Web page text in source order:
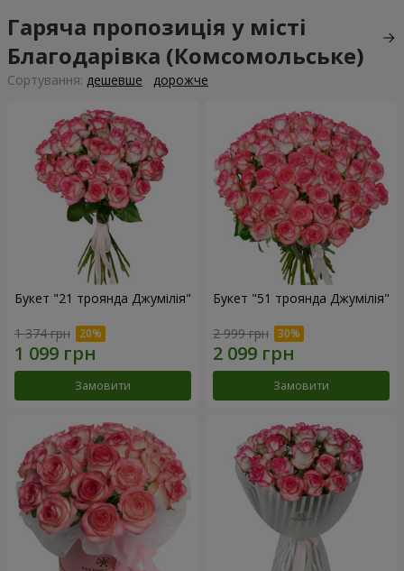
Гаряча пропозиція у місті
Благодарівка (Комсомольське)
Сортування: дешевше дорожче
Букет "21 троянда Джумілія"
1 374 грн
Замовити
Букет "51 троянда Джумілія"
2 999 грн
Замовити